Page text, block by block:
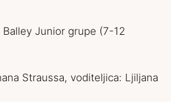
Junior grupe (7-12
Straussa, voditeljica: Ljiljana